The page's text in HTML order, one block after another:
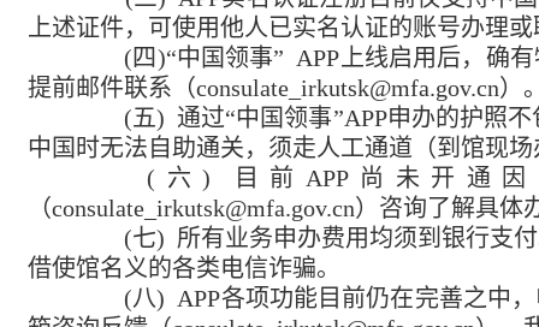
上述证件，可使用他人已实名认证的账号办理
(四)“中国领事” APP上线启用后，确有
提前邮件联系（consulate_irkutsk@mfa.gov.cn）
(五) 通过“中国领事”APP申办的护照不
中国时无法自助通关，须走人工通道 （到馆现
(六) 目前APP尚未开通因
（consulate_irkutsk@mfa.gov.cn）咨询了解具体
(七) 所有业务申办费用均须到银行支
借使馆名义的各类电信诈骗。
(八) APP各项功能目前仍在完善之中，